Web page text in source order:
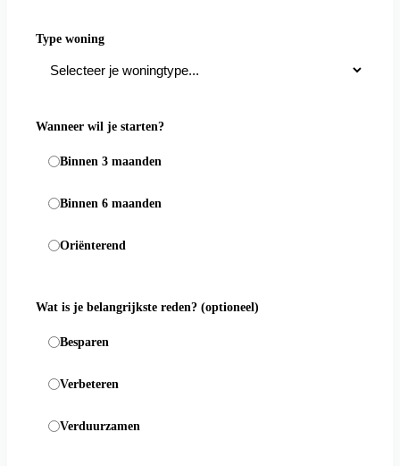
Type woning
Wanneer wil je starten?
Binnen 3 maanden
Binnen 6 maanden
Oriënterend
Wat is je belangrijkste reden? (optioneel)
Besparen
Verbeteren
Verduurzamen